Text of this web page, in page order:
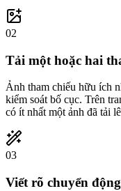
02
Tải một hoặc hai
Ảnh tham chiếu hữu ích
kiểm soát bố cục. Trên
có ít nhất một ảnh đã tải
03
Viết rõ chuyển